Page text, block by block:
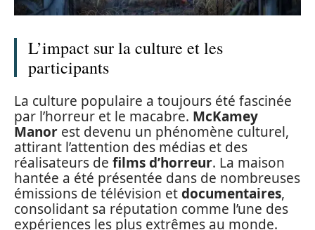
L’impact sur la culture et les
participants
La culture populaire a toujours été fascinée
par l’horreur et le macabre. McKamey
Manor est devenu un phénomène culturel,
attirant l’attention des médias et des
réalisateurs de films d’horreur. La maison
hantée a été présentée dans de nombreuses
émissions de télévision etdocumentaires,
consolidant sa réputation comme l’une des
expériences les plus extrêmes au monde.